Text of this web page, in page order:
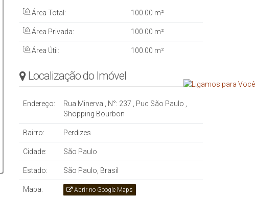
Área Total: 100 .00 m²
Área Privada: 100 .00 m²
Área Útil: 100 .00 m²
Localização do Imóvel
Endereço: Rua Minerva N°: 237 Puc São Paulo
Shopping Bourbon
Bairro: Perdizes
Cidade: São Paulo
Estado: São Paulo, Brasil
Mapa: Abrir no Google Maps